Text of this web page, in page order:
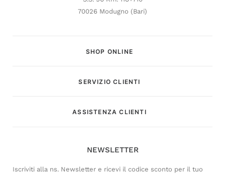
70026 Modugno (Bari)
SHOP ONLINE
SERVIZIO CLIENTI
ASSISTENZA CLIENTI
NEWSLETTER
Iscriviti alla ns. Newsletter e ricevi il codice sconto per il tuo
Customer Service